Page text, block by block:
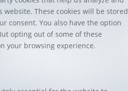
These cookies will be stored
consent. You also have the option
opting out of some of these
your browsing experience.